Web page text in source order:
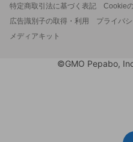
特定商取引法に基づく表記
Cookie
広告識別子の取得・利用
プライバ
メディアキット
©GMO Pepabo,